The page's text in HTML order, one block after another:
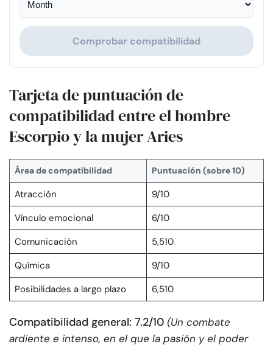
Comprobar compatibilidad
Tarjeta de puntuación de
compatibilidad entre el hombre
Escorpio y la mujer Aries
Área de compatibilidad Puntuación (sobre 10)
Atracción
9/10
Vínculo emocional
6/10
Comunicación
5,510
Química
9/10
Posibilidades a largo plazo
6,510
Compatibilidad general: 7.2/10 (Un combate
ardiente e intenso, en el que la pasión y el poder